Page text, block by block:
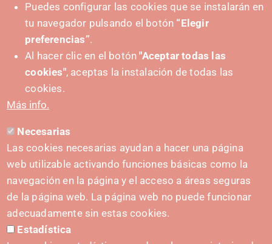
IMPULSA
CONTACTO
hola@irisnavarra.com
(+34) 628 23 12 32
C. del Sadar, 31006 Pamplona
Formulario de contacto
Kit de prensa
Puedes configurar las cookies que se instalarán en
tu navegador pulsando el botón “Elegir
preferencias”.
Al hacer clic en el botón"Aceptar todas las
cookies", aceptas la instalación de todas las
cookies.
Más info.
Necesarias
Las cookies necesarias ayudan a hacer una página
web utilizable activando funciones básicas como la
navegación en la página y el acceso a áreas seguras
de la página web. La página web no puede funcionar
adecuadamente sin estas cookies.
Estadística